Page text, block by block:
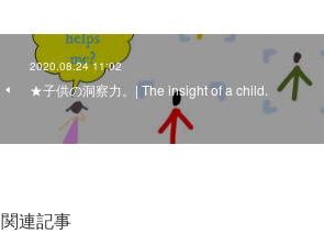
2020.08.24 11:02
★子供の洞察力。| The insight of a child.
関連記事